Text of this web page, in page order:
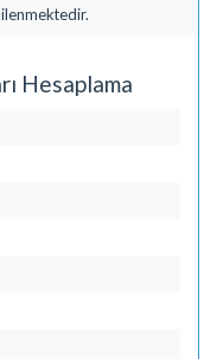
Hesaplama